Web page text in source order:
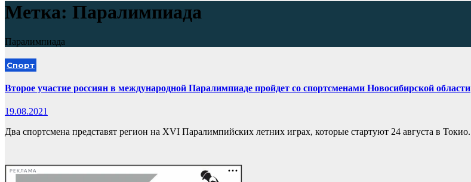
Метка: Паралимпиада
Паралимпиада
Спорт
Второе участие россиян в международной Паралимпиаде пройдет со спортсменами Новосибирской области
19.08.2021
Два спортсмена представят регион на XVI Паралимпийских летних играх, которые стартуют 24 августа в Токио.
РЕКЛАМА